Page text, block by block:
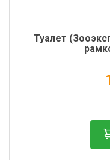
Туалет